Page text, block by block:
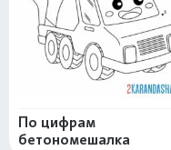
По цифрам
бетономешалка